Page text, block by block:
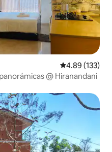
Calificación
4.89 (133)
@ Hiranandani